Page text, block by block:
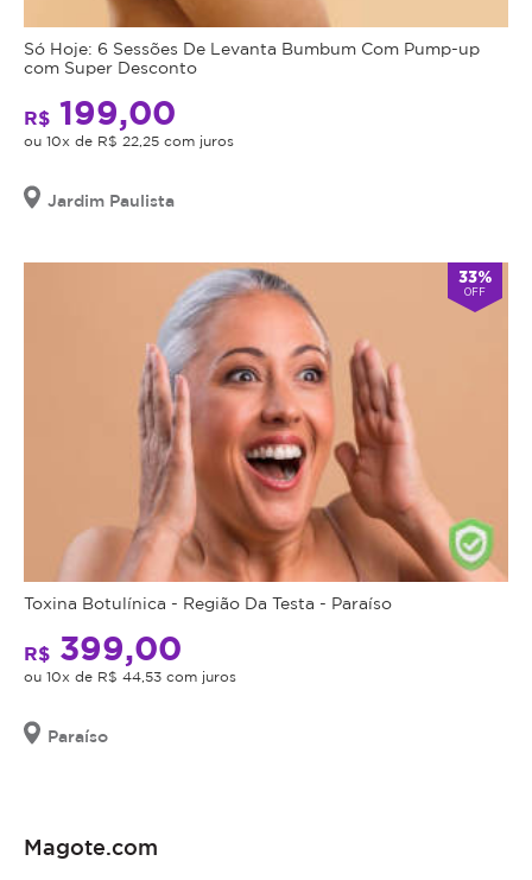
Só Hoje: 6 Sessões De Levanta Bumbum Com Pump-up
com Super Desconto
R$ 199,00
ou 10x de R$ 22,25 com juros
Jardim Paulista
33%
OFF
Toxina Botulínica - Região Da Testa - Paraíso
R$ 399,00
ou 10x de R$ 44,53 com juros
Paraíso
Magote.com